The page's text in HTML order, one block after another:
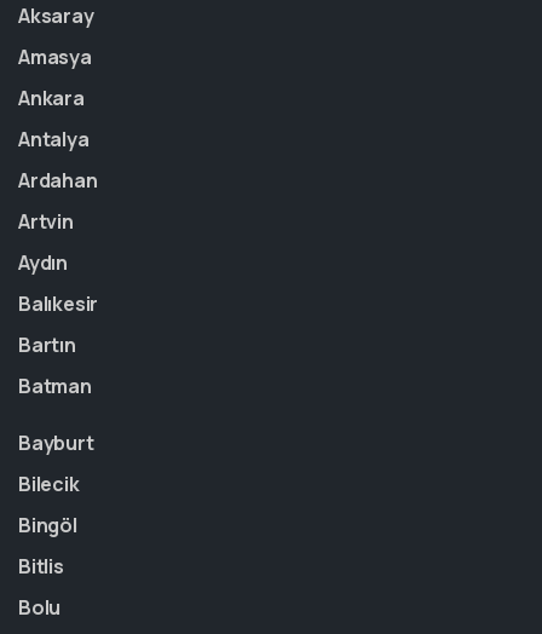
Aksaray
Amasya
Ankara
Antalya
Ardahan
Artvin
Aydın
Balıkesir
Bartın
Batman
Bayburt
Bilecik
Bingöl
Bitlis
Bolu